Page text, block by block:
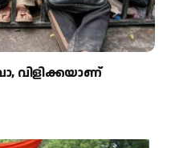
വിളിക്കയാണ്